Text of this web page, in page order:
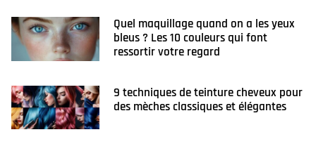
Quel maquillage quand on a les yeux
bleus ? Les 10 couleurs qui font
ressortir votre regard
9 techniques de teinture cheveux pour
des mèches classiques et élégantes